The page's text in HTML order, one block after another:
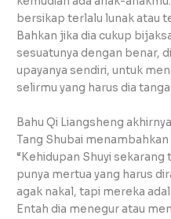
bersikap terlalu lunak atau
Bahkan jika dia cukup
sesuatunya dengan benar,
upayanya sendiri, untuk
selirmu yang harus dia
Bahu Qi Liangsheng
Tang Shubai
“Kehidupan Shuyi
punya mertua yang harus
agak nakal, tapi mereka
Entah dia menegur atau